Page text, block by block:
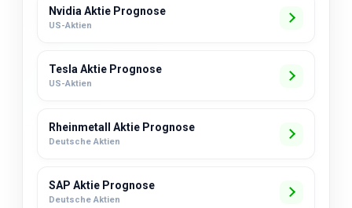
Nvidia Aktie Prognose
US-Aktien
Tesla Aktie Prognose
US-Aktien
Rheinmetall Aktie Prognose
Deutsche Aktien
SAP Aktie Prognose
Deutsche Aktien